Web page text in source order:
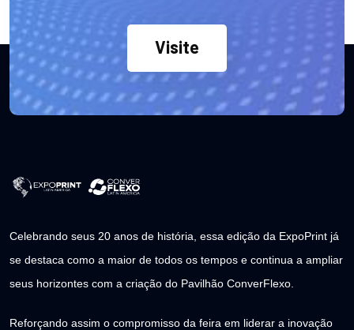
Visite
Celebrando seus 20 anos de história, essa edição da ExpoPrint já
se destaca como a maior de todos os tempos e continua a ampliar
seus horizontes com a criação do Pavilhão ConverFlexo.
Reforçando assim o compromisso da feira em liderar a inovação